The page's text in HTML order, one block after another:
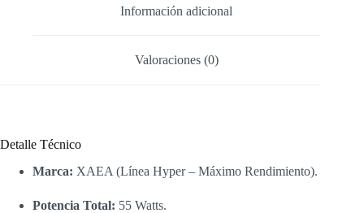
Información adicional
Valoraciones (0)
Detalle Técnico
Marca: XAEA (Línea Hyper – Máximo Rendimiento).
Potencia Total: 55 Watts.